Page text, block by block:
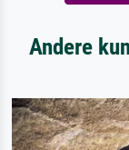
Andere